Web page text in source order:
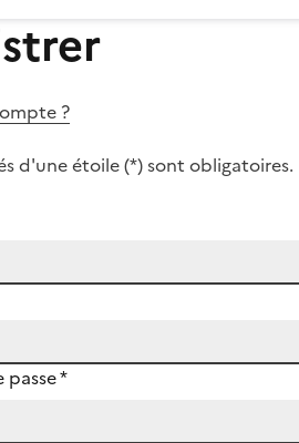
?
d'une étoile (*) sont obligatoires.
passe*